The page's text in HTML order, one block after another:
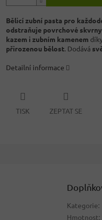
Bělicí zubní pasta pro
odstraňuje povrchové skvrny
kazem i zubním kamenem
přirozenou bělost. Dodává
Detailní informace
TISK ZEPTAT SE
Kategorie:
Hmotnost: